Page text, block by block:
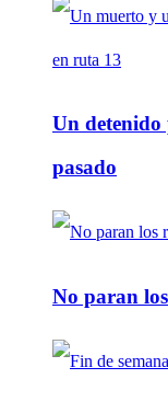
Un
pasado
No paran